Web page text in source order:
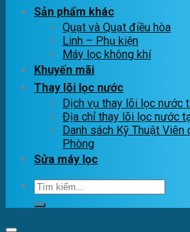
Sản phẩm khác
Quạt và Quạt điều hòa
Linh – Phụ kiện
Máy lọc không khí
Khuyến mãi
Thay lõi lọc nước
Dịch vụ thay lõi lọc nước
Địa chỉ thay lõi lọc nước
Danh sách Kỹ Thuật Viên
Phòng
Sửa máy lọc
Tìm
kiếm: